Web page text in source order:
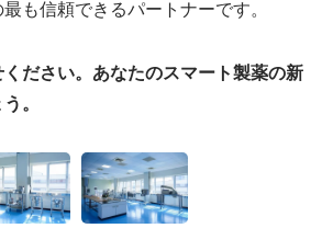
も信頼できるパートナーです。
ださい。あなたのスマート製薬の新
。